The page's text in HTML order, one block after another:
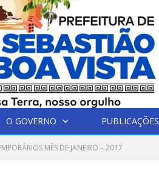
O GOVERNO PUBLICAÇÕES
MÊS DE JANEIRO – 2017